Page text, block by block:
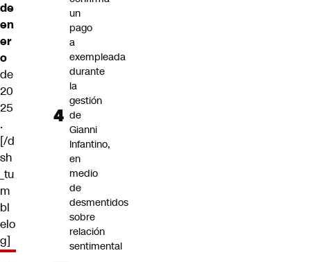
de
en
er
o
de
20
25
.
[/d
sh
_tu
m
bl
elo
g]
un
pago
a
exempleada
durante
la
gestión
de
Gianni
Infantino,
en
medio
de
desmentidos
sobre
relación
sentimental